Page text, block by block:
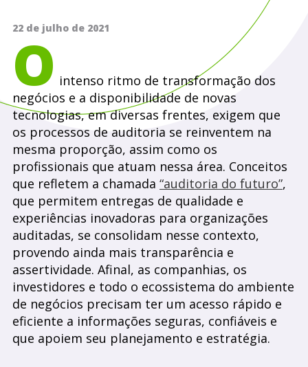
22 de julho de 2021
O intenso ritmo de transformação dos
negócios e a disponibilidade de novas
tecnologias, em diversas frentes, exigem que
os processos de auditoria se reinventem na
mesma proporção, assim como os
profissionais que atuam nessa área. Conceitos
que refletem a chamada “auditoria do futuro”,
que permitem entregas de qualidade e
experiências inovadoras para organizações
auditadas, se consolidam nesse contexto,
provendo ainda mais transparência e
assertividade. Afinal, as companhias, os
investidores e todo o ecossistema do ambiente
de negócios precisam ter um acesso rápido e
eficiente a informações seguras, confiáveis e
que apoiem seu planejamento e estratégia.